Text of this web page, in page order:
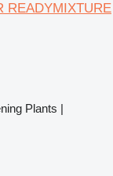
READYMIXTURE
Plants |